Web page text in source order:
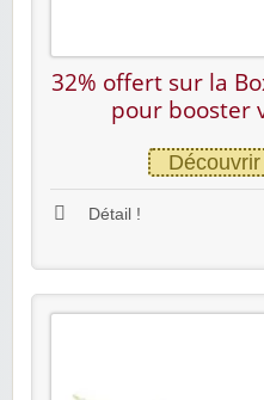
32% offert sur la
pour booster
Détail !